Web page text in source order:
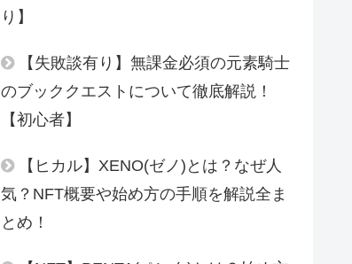
り】
【失敗談有り】無課金必須の元素騎士
のブッククエストについて徹底解説！
【初心者】
【ヒカル】XENO(ゼノ)とは？なぜ人
気？NFT概要や始め方の手順を解説全ま
とめ！